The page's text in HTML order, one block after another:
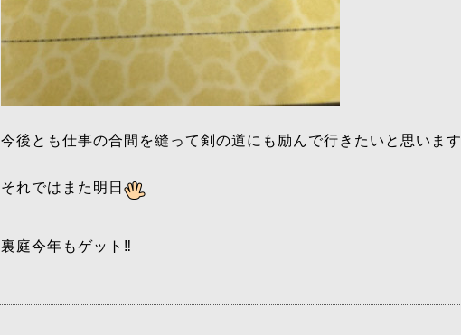
今後とも仕事の合間を縫って剣の道にも励んで行きたいと思います
それではまた明日
裏庭今年もゲット‼️